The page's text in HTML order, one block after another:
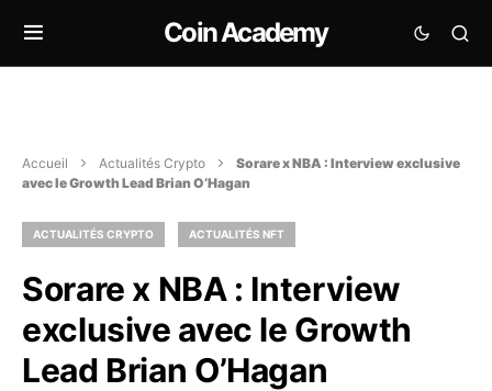
Coin Academy
Accueil Actualités Crypto
Sorare x NBA : Interview exclusive
avec le Growth Lead Brian O’Hagan
ACTUALITÉS CRYPTO ACTUALITÉS NFT
Sorare x NBA : Interview
exclusive avec le Growth
Lead Brian O’Hagan